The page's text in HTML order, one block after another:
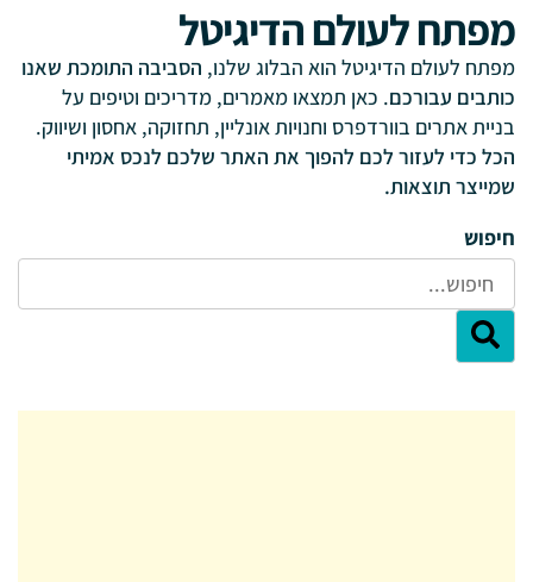
מפתח לעולם הדיגיטל
מפתח לעולם הדיגיטל הוא הבלוג שלנו,הסביבה התומכת שאנו
כותבים עבורכם. כאן תמצאו מאמרים, מדריכים וטיפים על
בניית אתרים בוורדפרס וחנויות אונליין, תחזוקה, אחסון ושיווק.
הכל כדי לעזור לכם להפוך את האתר שלכם לנכס אמיתי
שמייצר תוצאות.
חיפוש